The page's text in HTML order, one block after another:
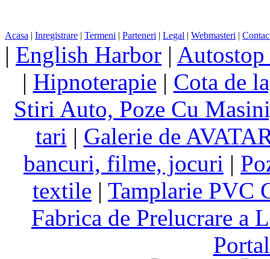
Acasa | Inregistrare | Termeni | Parteneri | Legal | Webmasteri |
| English Harbor |
| Hipnoterapie | Cota de
Stiri Auto, Poze Cu
tari | Galerie de
bancuri, filme, jocuri |
textile | Tamplarie PVC
Fabrica de Prelucrare a